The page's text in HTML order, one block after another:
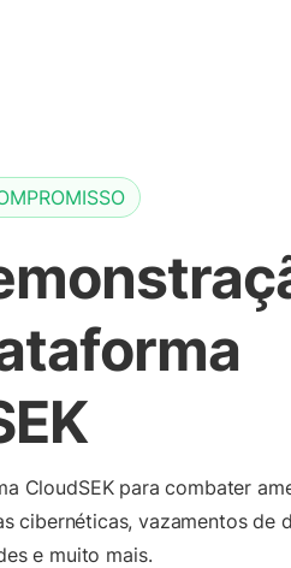
CloudSEK para combater
cibernéticas, vazamentos de
e muito mais.